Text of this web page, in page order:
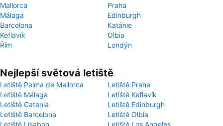
Mallorca
Praha
Málaga
Edinburgh
Barcelona
Katánie
Keflavík
Olbia
Řím
Londýn
Nejlepší světová letiště
Letiště Palma de Mallorca
Letiště Praha
Letiště Málaga
Letiště Keflavík
Letiště Catania
Letiště Edinburgh
Letiště Barcelona
Letiště Olbia
Letiště Lisabon
Letiště Los Angeles